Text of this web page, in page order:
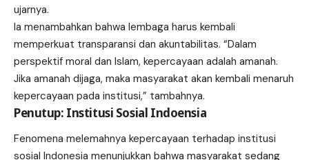
ujarnya.
Ia menambahkan bahwa lembaga harus kembali
memperkuat transparansi dan akuntabilitas. “Dalam
perspektif moral dan Islam, kepercayaan adalah amanah.
Jika amanah dijaga, maka masyarakat akan kembali menaruh
kepercayaan pada institusi,” tambahnya.
Penutup: Institusi Sosial Indoensia
Fenomena melemahnya kepercayaan terhadap institusi
sosial Indonesia menunjukkan bahwa masyarakat sedang